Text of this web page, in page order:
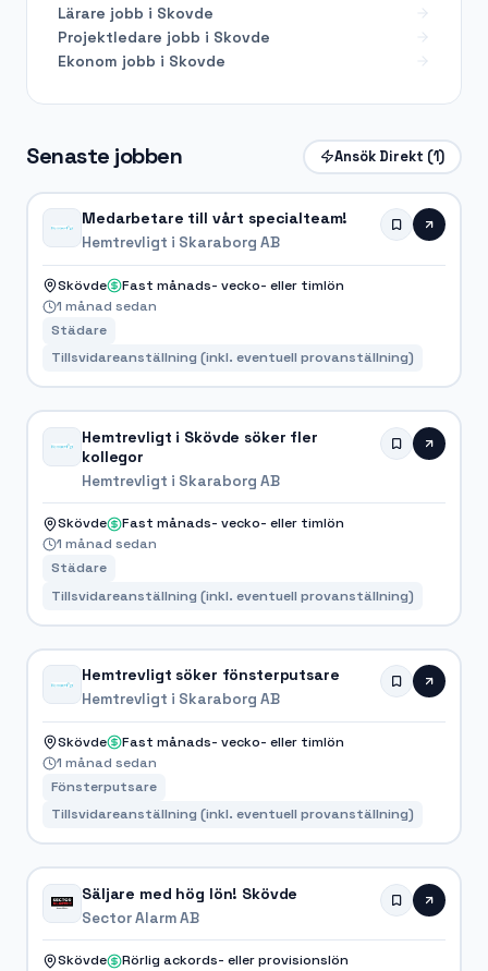
Senaste jobben Ansök Direkt (1)
Medarbetare till vårt specialteam!
Hemtrevligt i Skaraborg AB
Skövde
Fast månads- vecko- eller timlön
1 månad sedan
Städare
Tillsvidareanställning (inkl. eventuell provanställning)
Hemtrevligt i Skövde söker fler
kollegor
Hemtrevligt i Skaraborg AB
Skövde
Fast månads- vecko- eller timlön
1 månad sedan
Städare
Tillsvidareanställning (inkl. eventuell provanställning)
Hemtrevligt söker fönsterputsare
Hemtrevligt i Skaraborg AB
Skövde
Fast månads- vecko- eller timlön
1 månad sedan
Fönsterputsare
Tillsvidareanställning (inkl. eventuell provanställning)
Säljare med hög lön! Skövde
Sector Alarm AB
Skövde
Rörlig ackords- eller provisionslön
Lärare jobb i Skovde
Projektledare jobb i Skovde
Ekonom jobb i Skovde